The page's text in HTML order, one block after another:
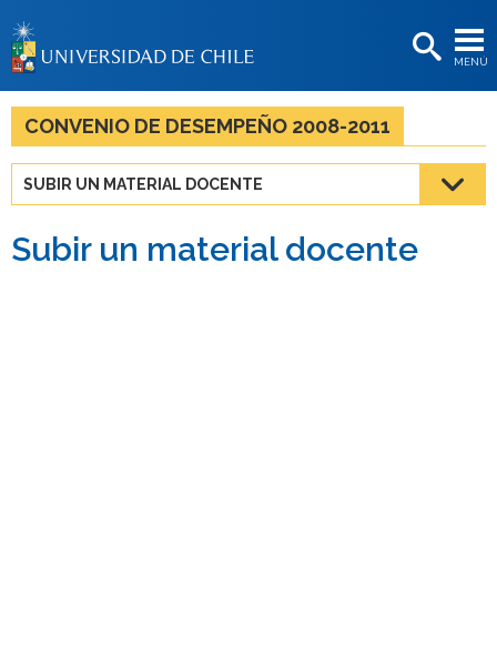
MENÚ
BIBLIOTECAS
LA UNIVERSIDAD
Estudiantes
Académicas/os
CONVENIO DE DESEMPEÑO 2008-2011
SUBIR UN MATERIAL DOCENTE
Subir un material docente